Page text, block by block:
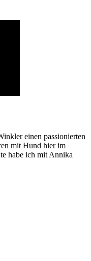
einen passionierten
mit Hund hier im
habe ich mit Annika